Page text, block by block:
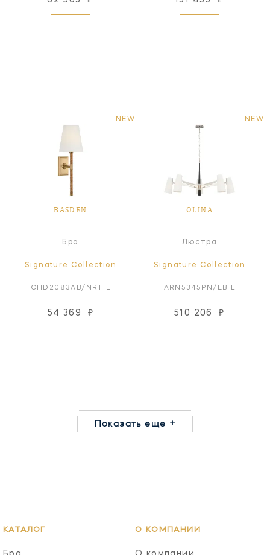
NEW
BASDEN
Бра
Signature Collection
CHD2083AB/NRT-L
54 369 ₽
NEW
OLINA
Люстра
Signature Collection
ARN5345PN/EB-L
510 206 ₽
Показать еще +
КАТАЛОГ О КОМПАНИИ